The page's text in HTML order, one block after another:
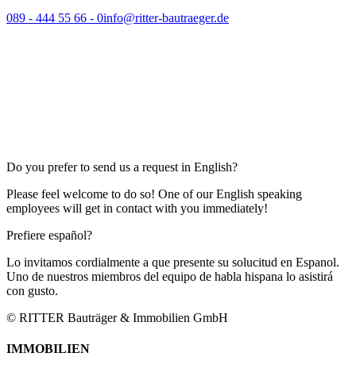
089 - 444 55 66 - 0info@ritter-bautraeger.de
Do you prefer to send us a request in English?
Please feel welcome to do so! One of our English speaking
employees will get in contact with you immediately!
Prefiere español?
Lo invitamos cordialmente a que presente su solucitud en Espanol.
Uno de nuestros miembros del equipo de habla hispana lo asistirá
con gusto.
© RITTER Bauträger & Immobilien GmbH
IMMOBILIEN